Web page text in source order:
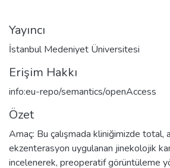
Yayıncı
İstanbul Medeniyet Üniversitesi
Erişim Hakkı
info:eu-repo/semantics/openAccess
Özet
Amaç: Bu çalışmada kliniğimizde
ekzenterasyon uygulanan jinekolojik
incelenerek, preoperatif görüntüleme